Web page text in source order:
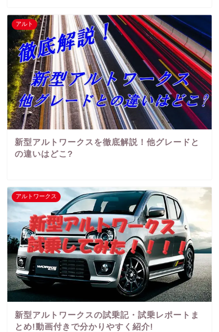
アルト
新型アルトワークスを徹底解説！他グレードと
の違いはどこ?
アルトワークス
新型アルトワークスの試乗記・試乗レポートま
とめ!動画付きで分かりやすく紹介!